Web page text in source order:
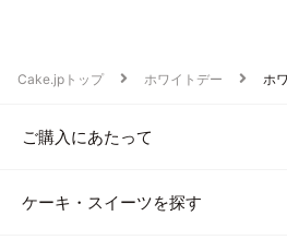
Cake.jpトップ ホワイトデー ホ
ご購入にあたって
ケーキ・スイーツを探す